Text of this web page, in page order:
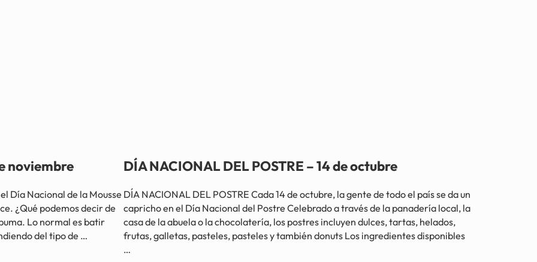
noviembre
Día Nacional de la Mousse
¿Qué podemos decir de
Lo normal es batir
del tipo de …
DÍA NACIONAL DEL POSTRE – 14 de octubre
DÍA NACIONAL DEL POSTRE Cada 14 de octubre, la gente de todo el país se da un
capricho en el Día Nacional del Postre Celebrado a través de la panadería local, la
casa de la abuela o la chocolatería, los postres incluyen dulces, tartas, helados,
frutas, galletas, pasteles, pasteles y también donuts Los ingredientes disponibles
…